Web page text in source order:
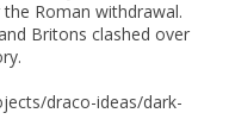
Roman withdrawal.
Britons clashed over
draco-ideas/dark-